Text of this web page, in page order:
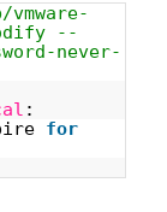
--
never-
:
for